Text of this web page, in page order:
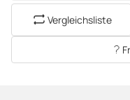
Vergleichsliste